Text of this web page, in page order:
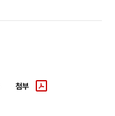
첨부